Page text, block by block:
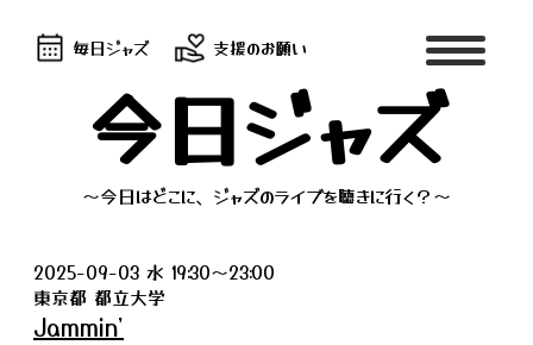
毎日ジャズ 支援のお願い
今日ジャズ
～今日はどこに、ジャズのライブを聴きに行く？～
2025-09-03 水 19:30〜23:00
東京都 都立大学
Jammin'